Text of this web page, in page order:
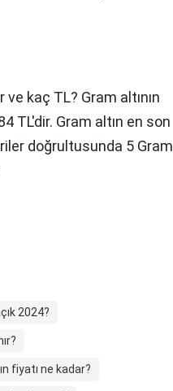
kaç TL? Gram altının
TL'dir. Gram altın en son
doğrultusunda 5 Gram
2024?
fiyatı ne kadar?